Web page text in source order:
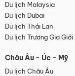
Du lịch Malaysia
Du lịch Dubai
Du lịch Thái Lan
Du lịch Trương Gia Giới
Châu Âu - Úc - Mỹ
Du lịch Châu Âu